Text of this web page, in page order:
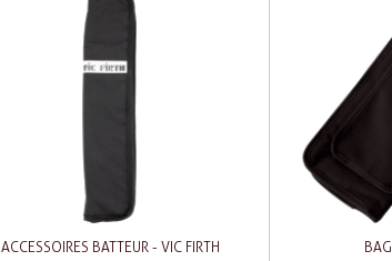
ACCESSOIRES BATTEUR - VIC FIRTH